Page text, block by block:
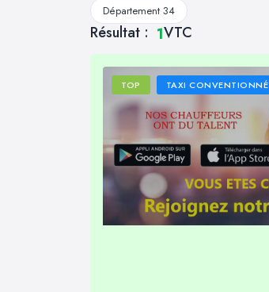
Département 34
Résultat : 1VTC
TOP TAXI CONVENTIONNÉ